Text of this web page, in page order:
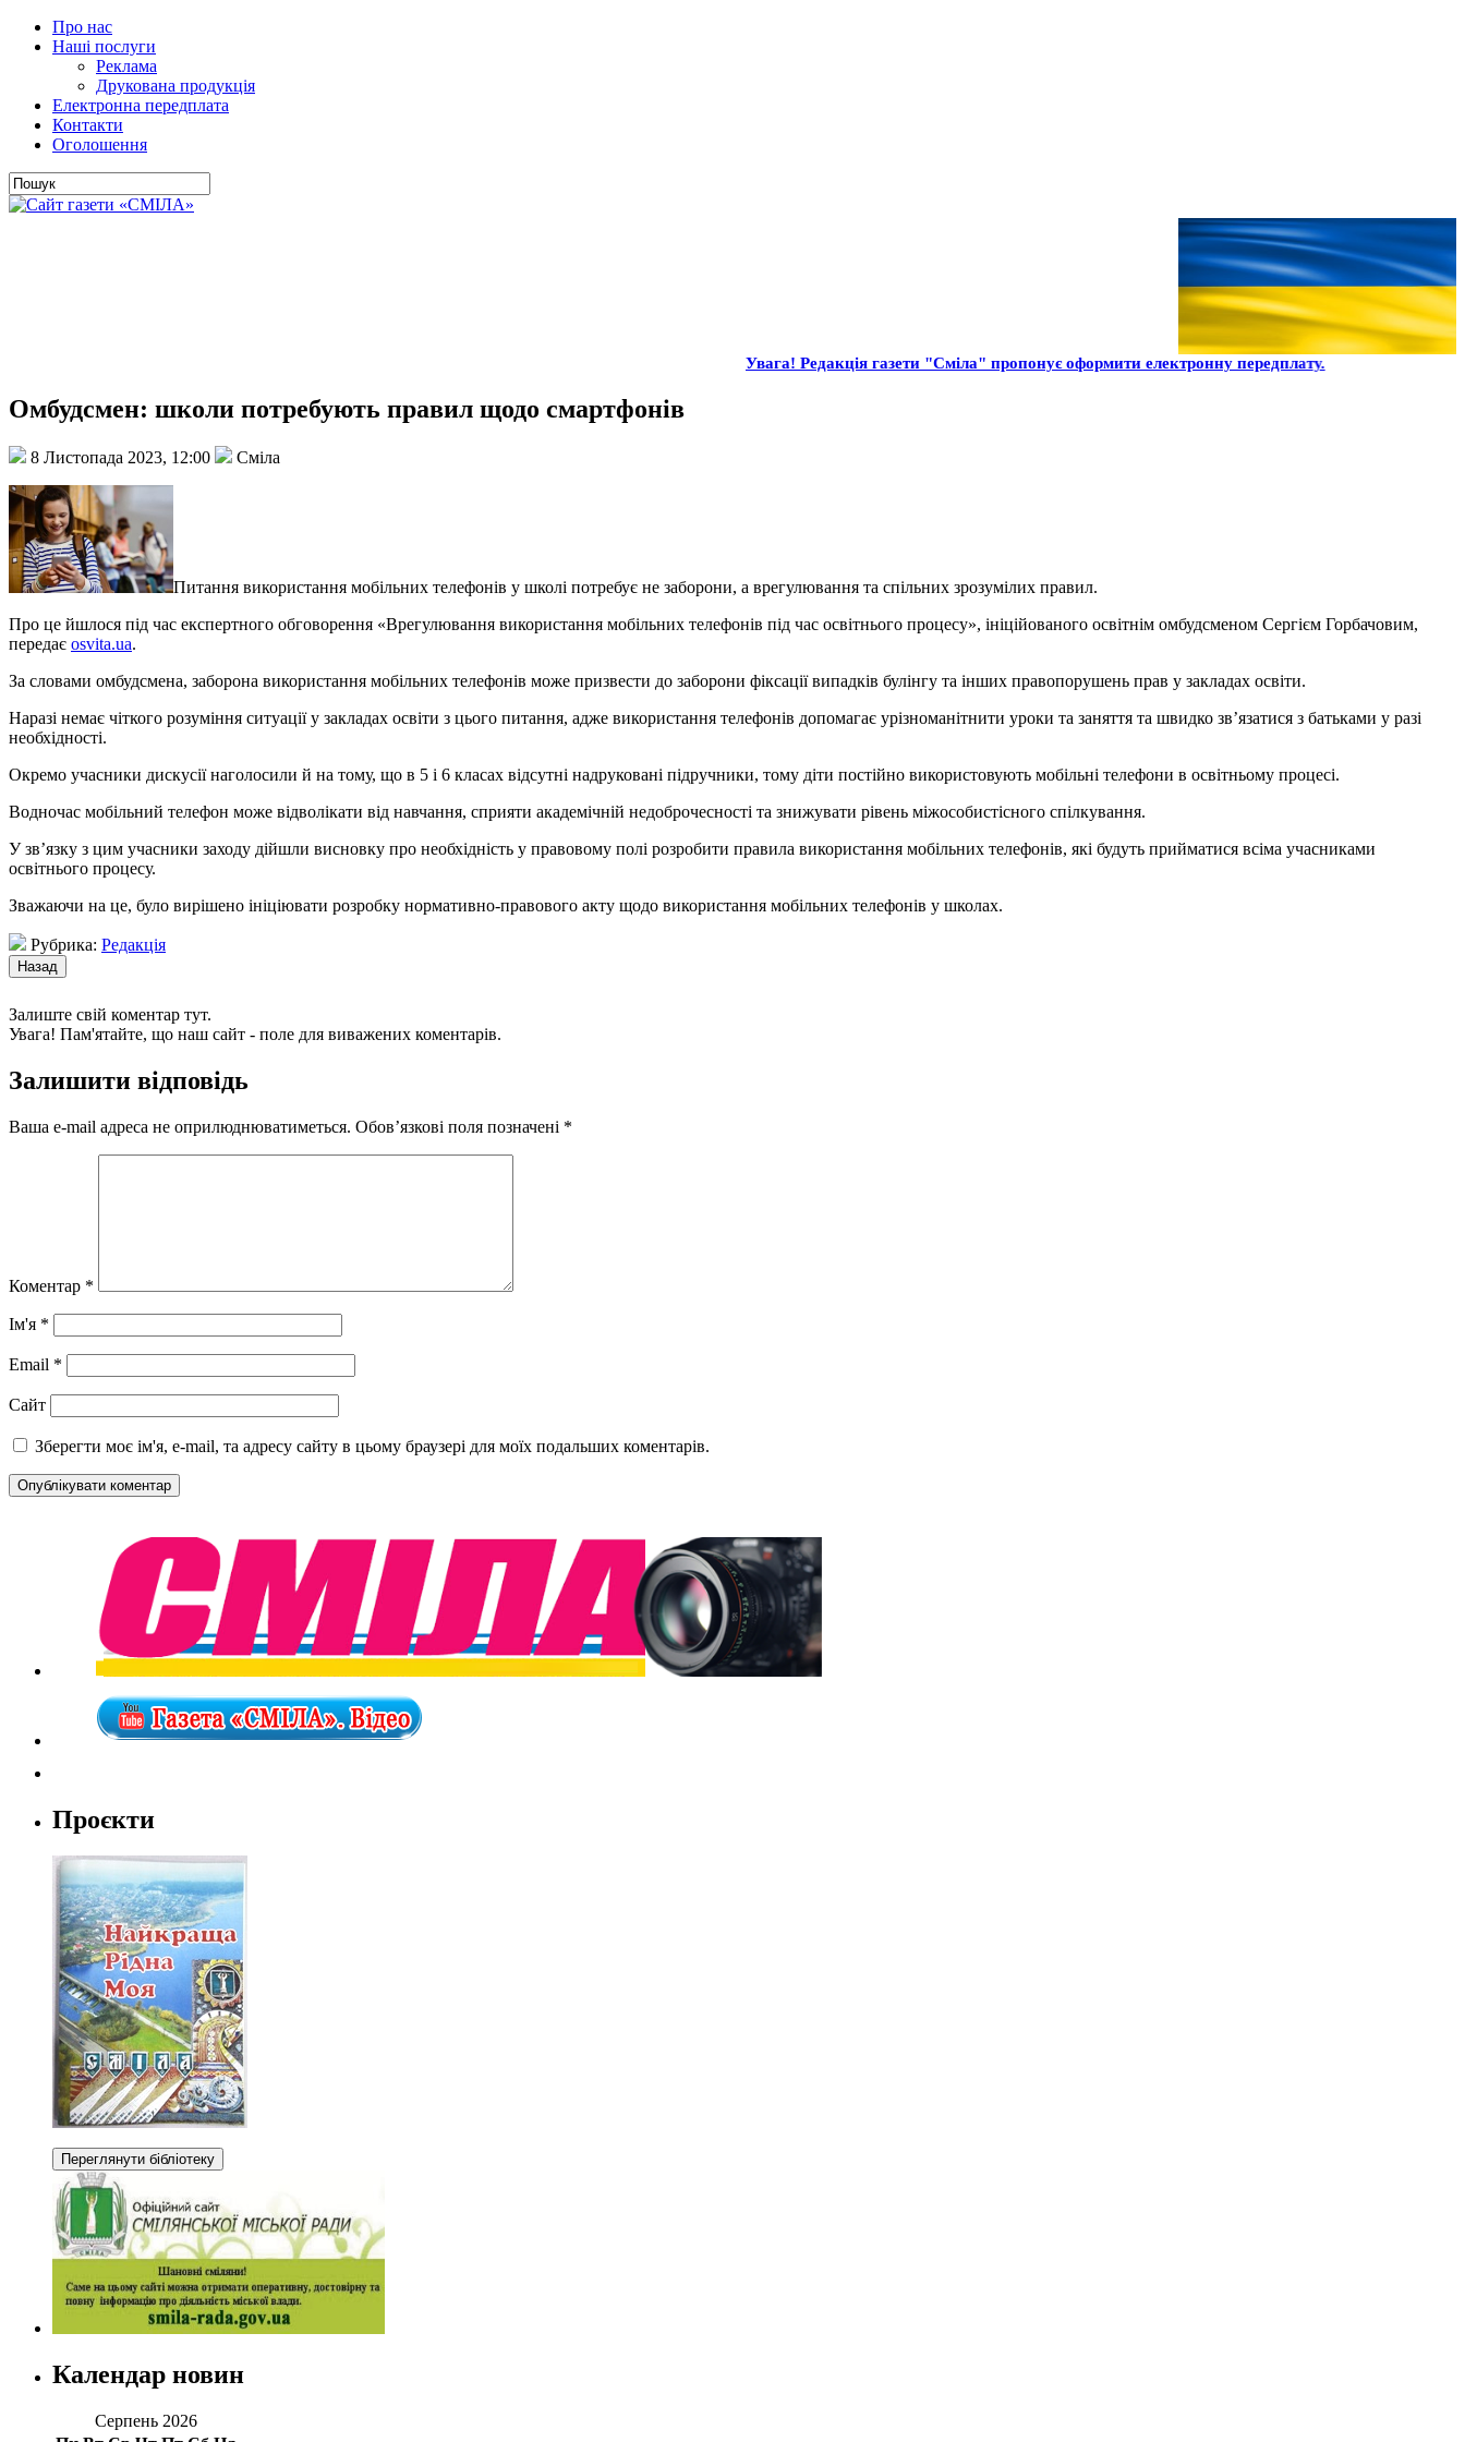
Про нас
Наші послуги
Реклама
Друкована продукція
Електронна передплата
Контакти
Оголошення
Увага! Редакція газети "Сміла" пропонує оформити електронну передплату.
Омбудсмен: школи потребують правил щодо смартфонів
8 Листопада 2023, 12:00 Сміла
Питання використання мобільних телефонів у школі потребує не заборони, а врегулювання та спільних зрозумілих правил.
Про це йшлося під час експертного обговорення «Врегулювання використання мобільних телефонів під час освітнього процесу», ініційованого освітнім омбудсменом Сергієм Горбачовим,
передає osvita.ua.
За словами омбудсмена, заборона використання мобільних телефонів може призвести до заборони фіксації випадків булінгу та інших правопорушень прав у закладах освіти.
Наразі немає чіткого розуміння ситуації у закладах освіти з цього питання, адже використання телефонів допомагає урізноманітнити уроки та заняття та швидко зв’язатися з батьками у разі
необхідності.
Окремо учасники дискусії наголосили й на тому, що в 5 і 6 класах відсутні надруковані підручники, тому діти постійно використовують мобільні телефони в освітньому процесі.
Водночас мобільний телефон може відволікати від навчання, сприяти академічній недоброчесності та знижувати рівень міжособистісного спілкування.
У зв’язку з цим учасники заходу дійшли висновку про необхідність у правовому полі розробити правила використання мобільних телефонів, які будуть прийматися всіма учасниками
освітнього процесу.
Зважаючи на це, було вирішено ініціювати розробку нормативно-правового акту щодо використання мобільних телефонів у школах.
Рубрика: Редакція
Залиште свій коментар тут.
Увага! Пам'ятайте, що наш сайт - поле для виважених коментарів.
Залишити відповідь
Ваша e-mail адреса не оприлюднюватиметься. Обов’язкові поля позначені *
Коментар *
Ім'я *
Email *
Сайт
Зберегти моє ім'я, e-mail, та адресу сайту в цьому браузері для моїх подальших коментарів.
Проєкти
Календар новин
Серпень 2026